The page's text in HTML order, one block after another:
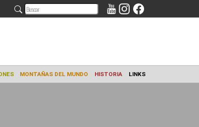
CAPACITACIONES MONTAÑAS DEL MUNDO HISTORIA